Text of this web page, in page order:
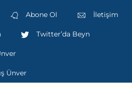
Abone Ol İletişim
Twitter’da Beyn
Ünver